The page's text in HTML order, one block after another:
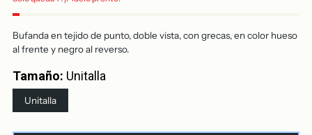
Bufanda en tejido de punto, doble vista, con grecas, en color hueso
al frente y negro al reverso.
Tamaño: Unitalla
Unitalla